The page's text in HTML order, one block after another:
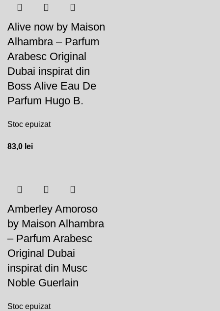
Alive now by Maison
Alhambra – Parfum
Arabesc Original
Dubai inspirat din
Boss Alive Eau De
Parfum Hugo B.
Stoc epuizat
83,0 lei
Amberley Amoroso
by Maison Alhambra
– Parfum Arabesc
Original Dubai
inspirat din Musc
Noble Guerlain
Stoc epuizat